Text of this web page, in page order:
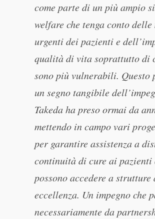
come parte di un più ampio
welfare che tenga conto delle
urgenti dei pazienti e
qualità di vita soprattutto di
sono più vulnerabili. Questo
un segno tangibile
Takeda ha preso ormai da
mettendo in campo vari
per garantire assistenza a
continuità di cure ai pazienti
possono accedere a strutture
eccellenza. Un impegno che
necessariamente da